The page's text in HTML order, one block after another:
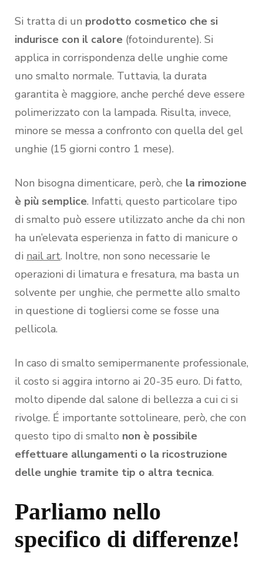
Si tratta di un prodotto cosmetico che si
indurisce con il calore (fotoindurente). Si
applica in corrispondenza delle unghie come
uno smalto normale. Tuttavia, la durata
garantita è maggiore, anche perché deve essere
polimerizzato con la lampada. Risulta, invece,
minore se messa a confronto con quella del gel
unghie (15 giorni contro 1 mese).
Non bisogna dimenticare, però, che la rimozione
è più semplice. Infatti, questo particolare tipo
di smalto può essere utilizzato anche da chi non
ha un’elevata esperienza in fatto di manicure o
di nail art. Inoltre, non sono necessarie le
operazioni di limatura e fresatura, ma basta un
solvente per unghie, che permette allo smalto
in questione di togliersi come se fosse una
pellicola.
In caso di smalto semipermanente professionale,
il costo si aggira intorno ai 20-35 euro. Di fatto,
molto dipende dal salone di bellezza a cui ci si
rivolge. É importante sottolineare, però, che con
questo tipo di smalto non è possibile
effettuare allungamenti o la ricostruzione
delle unghie tramite tip o altra tecnica.
Parliamo nello
specifico di differenze!